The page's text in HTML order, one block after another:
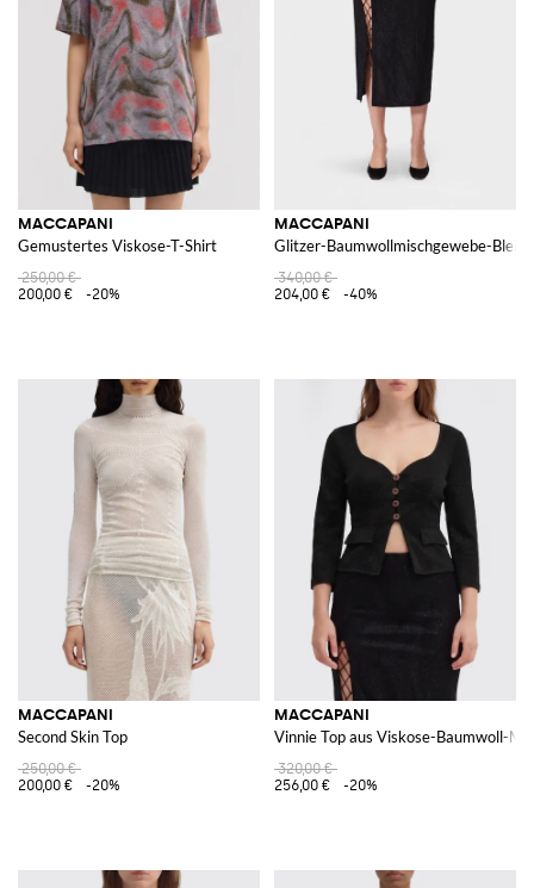
MACCAPANI
Gemustertes Viskose-T-Shirt
250,00 €
200,00 €
-20%
MACCAPANI
Glitzer-Baumwollmischgewebe-
340,00 €
204,00 €
-40%
MACCAPANI
Second Skin Top
250,00 €
200,00 €
-20%
MACCAPANI
Vinnie Top aus Viskose-Baumwoll-
320,00 €
256,00 €
-20%